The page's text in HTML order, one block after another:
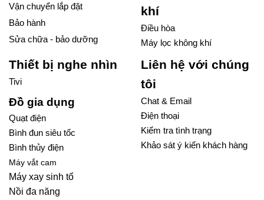
Vận chuyển lắp đặt
Bảo hành
Sửa chữa - bảo dưỡng
khí
Điều hòa
Máy lọc không khí
Thiết bị nghe nhìn
Tivi
Đồ gia dụng
Quạt điện
Bình đun siêu tốc
Bình thủy điện
Máy vắt cam
Máy xay sinh tố
Nồi đa năng
Liên hệ với chúng
tôi
Chat & Email
Điện thoại
Kiểm tra tình trạng
Khảo sát ý kiến khách hàng